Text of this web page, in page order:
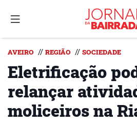
AVEIRO // REGIÃO // SOCIEDADE
Eletrificação
relançar
moliceiros na